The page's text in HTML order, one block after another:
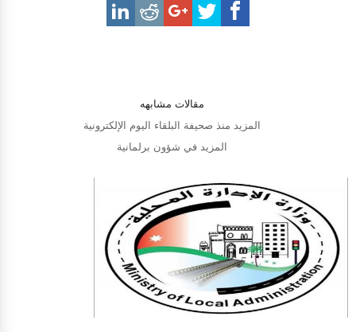
مقالات مشابهه
المزيد منذ صحيفة البلقاء اليوم الإلكترونية
المزيد في شؤون برلمانية